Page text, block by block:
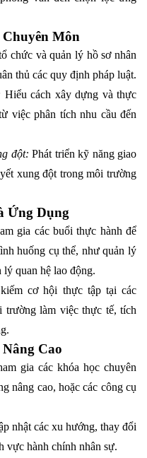
Môn
chức và quản lý hồ sơ nhân
thủ các quy định pháp luật.
Hiểu cách xây dựng và thực
việc phân tích nhu cầu đến
đột: Phát triển kỹ năng giao
xung đột trong môi trường
Ứng Dụng
gia các buổi thực hành để
huống cụ thể, như quản lý
quan hệ lao động.
cơ hội thực tập tại các
trường làm việc thực tế, tích
Cao
gia các khóa học chuyên
nâng cao, hoặc các công cụ
nhật các xu hướng, thay đổi
vực hành chính nhân sự.